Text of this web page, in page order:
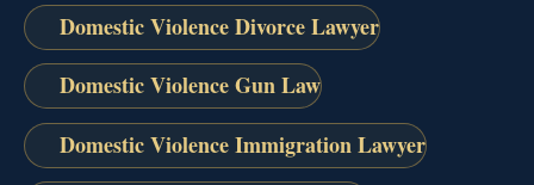
Domestic Violence Divorce Lawyer
Domestic Violence Gun Law
Domestic Violence Immigration Lawyer